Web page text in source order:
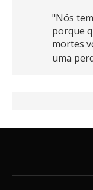
"Nós
porque
mortes
uma
16